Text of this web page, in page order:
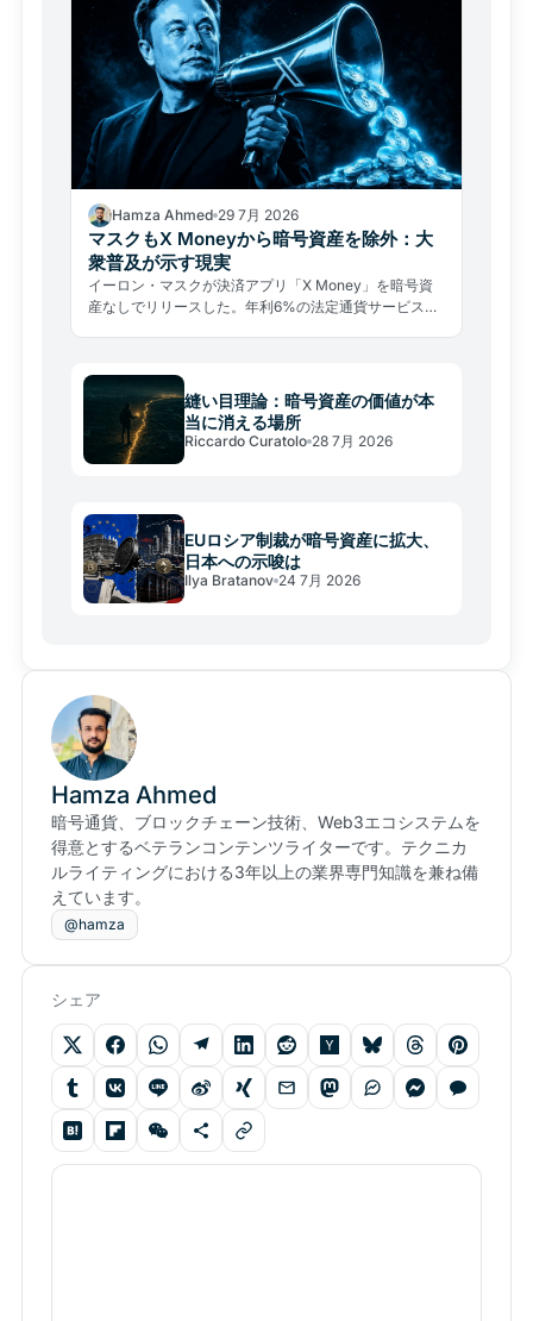
Hamza Ahmed 29 7月 2026
マスクもX Moneyから暗号資産を除外：大
衆普及が示す現実
イーロン・マスクが決済アプリ「X Money」を暗号資
産なしでリリースした。年利6%の法定通貨サービスが
縫い目理論：暗号資産の価値が本
当に消える場所
Riccardo Curatolo 28 7月 2026
EUロシア制裁が暗号資産に拡大、
日本への示唆は
Ilya Bratanov 24 7月 2026
Hamza Ahmed
暗号通貨、ブロックチェーン技術、Web3エコシステムを
得意とするベテランコンテンツライターです。テクニカ
ルライティングにおける3年以上の業界専門知識を兼ね備
えています。
@hamza
シェア